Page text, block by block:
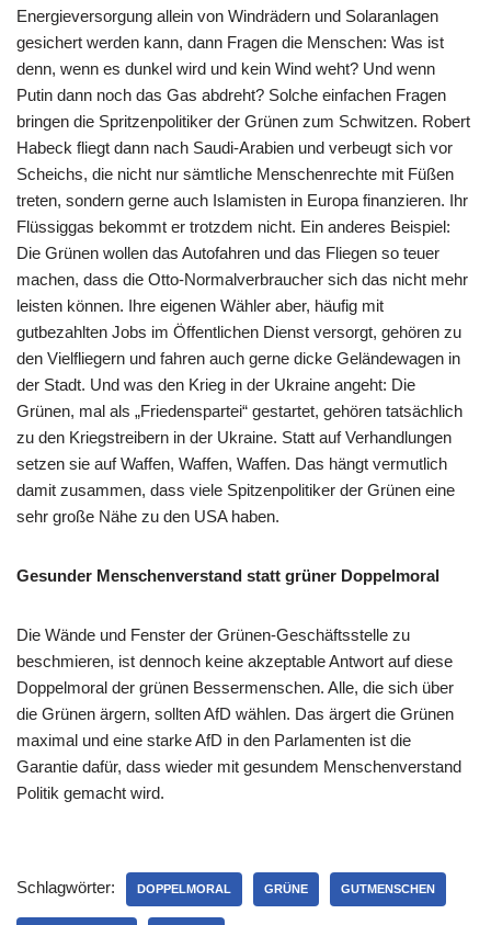
Energieversorgung allein von Windrädern und Solaranlagen
gesichert werden kann, dann Fragen die Menschen: Was ist
denn, wenn es dunkel wird und kein Wind weht? Und wenn
Putin dann noch das Gas abdreht? Solche einfachen Fragen
bringen die Spritzenpolitiker der Grünen zum Schwitzen. Robert
Habeck fliegt dann nach Saudi-Arabien und verbeugt sich vor
Scheichs, die nicht nur sämtliche Menschenrechte mit Füßen
treten, sondern gerne auch Islamisten in Europa finanzieren. Ihr
Flüssiggas bekommt er trotzdem nicht. Ein anderes Beispiel:
Die Grünen wollen das Autofahren und das Fliegen so teuer
machen, dass die Otto-Normalverbraucher sich das nicht mehr
leisten können. Ihre eigenen Wähler aber, häufig mit
gutbezahlten Jobs im Öffentlichen Dienst versorgt, gehören zu
den Vielfliegern und fahren auch gerne dicke Geländewagen in
der Stadt. Und was den Krieg in der Ukraine angeht: Die
Grünen, mal als „Friedenspartei“ gestartet, gehören tatsächlich
zu den Kriegstreibern in der Ukraine. Statt auf Verhandlungen
setzen sie auf Waffen, Waffen, Waffen. Das hängt vermutlich
damit zusammen, dass viele Spitzenpolitiker der Grünen eine
sehr große Nähe zu den USA haben.
Gesunder Menschenverstand statt grüner Doppelmoral
Die Wände und Fenster der Grünen-Geschäftsstelle zu
beschmieren, ist dennoch keine akzeptable Antwort auf diese
Doppelmoral der grünen Bessermenschen. Alle, die sich über
die Grünen ärgern, sollten AfD wählen. Das ärgert die Grünen
maximal und eine starke AfD in den Parlamenten ist die
Garantie dafür, dass wieder mit gesundem Menschenverstand
Politik gemacht wird.
Schlagwörter: DOPPELMORAL GRÜNE GUTMENSCHEN